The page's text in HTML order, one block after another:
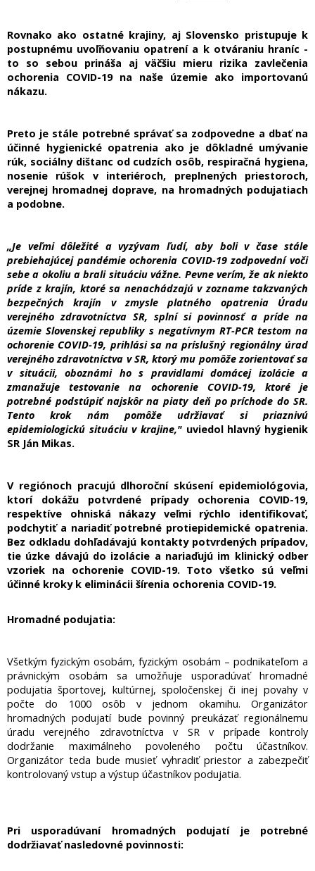
Rovnako ako ostatné krajiny, aj Slovensko pristupuje k
postupnému uvoľňovaniu opatrení a k otváraniu hraníc -
to so sebou prináša aj väčšiu mieru rizika zavlečenia
ochorenia COVID-19 na naše územie ako importovanú
nákazu.
Preto je stále potrebné správať sa zodpovedne a dbať na
účinné hygienické opatrenia ako je dôkladné umývanie
rúk, sociálny dištanc od cudzích osôb, respiračná hygiena,
nosenie rúšok v interiéroch, preplnených priestoroch,
verejnej hromadnej doprave, na hromadných podujatiach
a podobne.
„Je veľmi dôležité a vyzývam ľudí, aby boli v čase stále
prebiehajúcej pandémie ochorenia COVID-19 zodpovední voči
sebe a okoliu a brali situáciu vážne. Pevne verím, že ak niekto
príde z krajín, ktoré sa nenachádzajú v zozname takzvaných
bezpečných krajín v zmysle platného opatrenia Úradu
verejného zdravotníctva SR, splní si povinnosť a príde na
územie Slovenskej republiky s negatívnym RT-PCR testom na
ochorenie COVID-19, prihlási sa na príslušný regionálny úrad
verejného zdravotníctva v SR, ktorý mu pomôže zorientovať sa
v situácii, oboznámi ho s pravidlami domácej izolácie a
zmanažuje testovanie na ochorenie COVID-19, ktoré je
potrebné podstúpiť najskôr na piaty deň po príchode do SR.
Tento krok nám pomôže udržiavať si priaznivú
epidemiologickú situáciu v krajine," uviedol hlavný hygienik
SR Ján Mikas.
V regiónoch pracujú dlhoroční skúsení epidemiológovia,
ktorí dokážu potvrdené prípady ochorenia COVID-19,
respektíve ohniská nákazy veľmi rýchlo identifikovať,
podchytiť a nariadiť potrebné protiepidemické opatrenia.
Bez odkladu dohľadávajú kontakty potvrdených prípadov,
tie úzke dávajú do izolácie a nariaďujú im klinický odber
vzoriek na ochorenie COVID-19. Toto všetko sú veľmi
účinné kroky k eliminácii šírenia ochorenia COVID-19.
Hromadné podujatia:
Všetkým fyzickým osobám, fyzickým osobám – podnikateľom a
právnickým osobám sa umožňuje usporadúvať hromadné
podujatia športovej, kultúrnej, spoločenskej či inej povahy v
počte do 1000 osôb v jednom okamihu. Organizátor
hromadných podujatí bude povinný preukázať regionálnemu
úradu verejného zdravotníctva v SR v prípade kontroly
dodržanie maximálneho povoleného počtu účastníkov.
Organizátor teda bude musieť vyhradiť priestor a zabezpečiť
kontrolovaný vstup a výstup účastníkov podujatia.
Pri usporadúvaní hromadných podujatí je potrebné
dodržiavať nasledovné povinnosti: